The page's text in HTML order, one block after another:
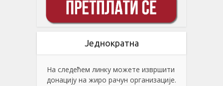
Једнократна
На следећем линку можете извршити
донацију на жиро рачун организације.